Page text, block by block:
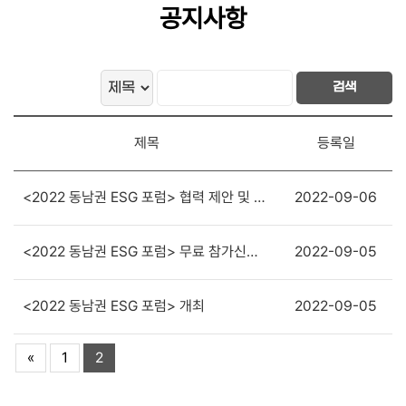
공지사항
검색
제목 등록일
<2022 동남권 ESG 포럼> 협력 제안 및 문의 방법 2022-09-06
<2022 동남권 ESG 포럼> 무료 참가신청 방법 2022-09-05
<2022 동남권 ESG 포럼> 개최 2022-09-05
« 1 2